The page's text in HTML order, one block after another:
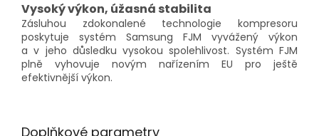
Vysoký výkon, úžasná stabilita
Zásluhou zdokonalené technologie kompresoru
poskytuje systém Samsung FJM vyvážený výkon
a v jeho důsledku vysokou spolehlivost. Systém FJM
plně vyhovuje novým nařízením EU pro ještě
efektivnější výkon.
Doplňkové parametry